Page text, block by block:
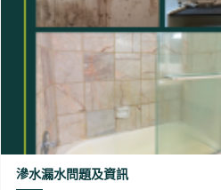
滲水漏水問題及資訊